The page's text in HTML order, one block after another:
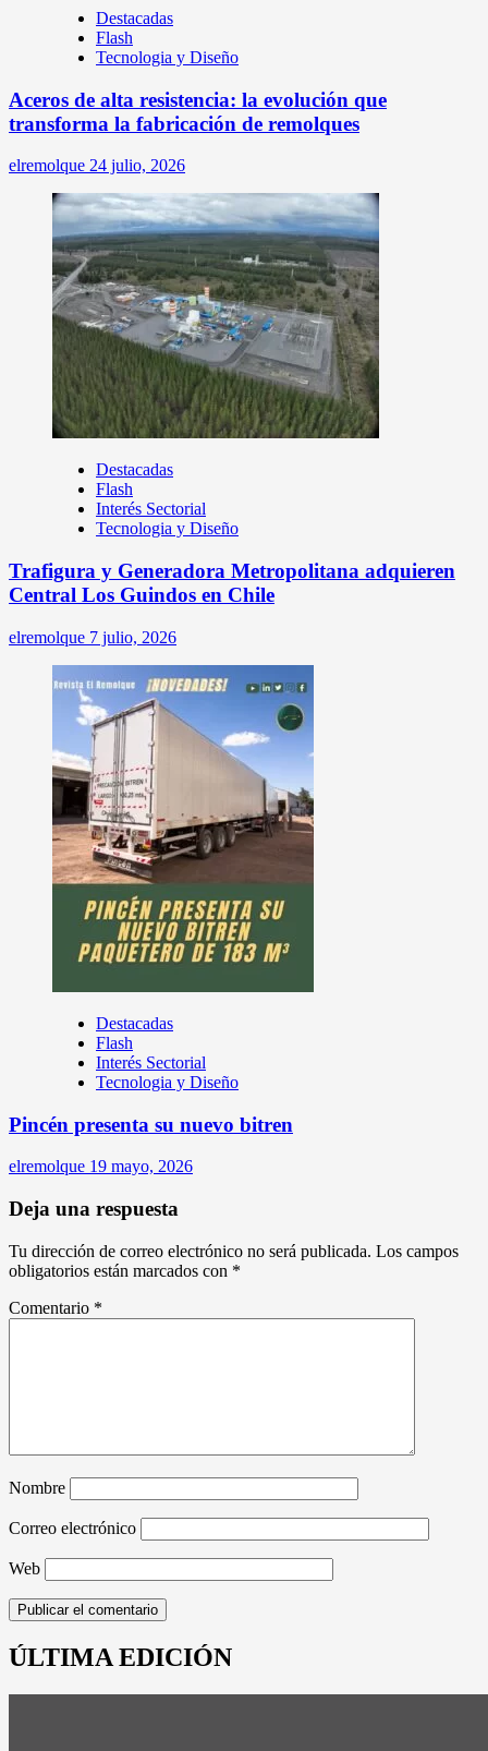
Destacadas
Flash
Tecnologia y Diseño
Aceros de alta resistencia: la evolución que
transforma la fabricación de remolques
elremolque 24 julio, 2026
Destacadas
Flash
Interés Sectorial
Tecnologia y Diseño
Trafigura y Generadora Metropolitana adquieren
Central Los Guindos en Chile
elremolque 7 julio, 2026
Destacadas
Flash
Interés Sectorial
Tecnologia y Diseño
Pincén presenta su nuevo bitren
elremolque 19 mayo, 2026
Deja una respuesta
Tu dirección de correo electrónico no será publicada. Los campos
obligatorios están marcados con *
Comentario *
Nombre
Correo electrónico
Web
ÚLTIMA EDICIÓN